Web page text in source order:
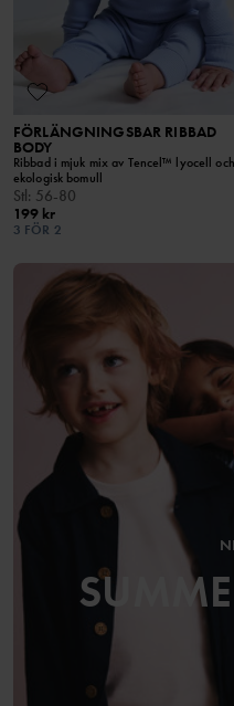
FÖRLÄNGNINGSBAR RIBBAD
BODY
Ribbad i mjuk mix av Tencel™ lyocell och
ekologisk bomull
Stl: 56-80
199 kr
3 FÖR 2